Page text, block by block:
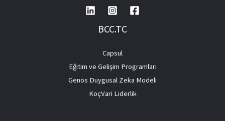
BCC.TC
Capsul
Eğitim ve Gelişim Programları
Genos Duygusal Zeka Modeli
KoçVari Liderlik